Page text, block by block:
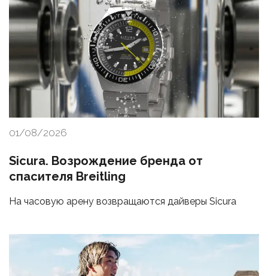
01/08/2026
Sicura. Возрождение бренда от
спасителя Breitling
На часовую арену возвращаются дайверы Sicura